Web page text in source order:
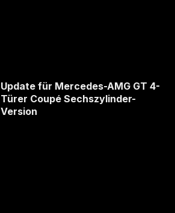
Update für Mercedes-AMG GT 4-
Türer Coupé Sechszylinder-
Version